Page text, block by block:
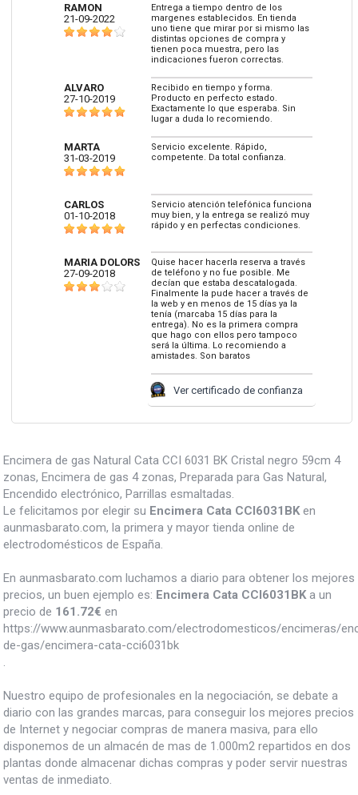
RAMON
21-09-2022
Entrega a tiempo dentro de los
margenes establecidos. En tienda
uno tiene que mirar por si mismo las
distintas opciones de compra y
tienen poca muestra, pero las
indicaciones fueron correctas.
ALVARO
27-10-2019
Recibido en tiempo y forma.
Producto en perfecto estado.
Exactamente lo que esperaba. Sin
lugar a duda lo recomiendo.
MARTA
31-03-2019
Servicio excelente. Rápido,
competente. Da total confianza.
CARLOS
01-10-2018
Servicio atención telefónica funciona
muy bien, y la entrega se realizó muy
rápido y en perfectas condiciones.
MARIA DOLORS
27-09-2018
Quise hacer hacerla reserva a través
de teléfono y no fue posible. Me
decían que estaba descatalogada.
Finalmente la pude hacer a través de
la web y en menos de 15 días ya la
tenía (marcaba 15 días para la
entrega). No es la primera compra
que hago con ellos pero tampoco
será la última. Lo recomiendo a
amistades. Son baratos
Ver certificado de confianza
Encimera de gas Natural Cata CCI 6031 BK Cristal negro 59cm 4
zonas, Encimera de gas 4 zonas, Preparada para Gas Natural,
Encendido electrónico, Parrillas esmaltadas.
Le felicitamos por elegir su Encimera Cata CCI6031BK en
aunmasbarato.com, la primera y mayor tienda online de
electrodomésticos de España.
En aunmasbarato.com luchamos a diario para obtener los mejores
precios, un buen ejemplo es: Encimera Cata CCI6031BK a un
precio de 161.72€ en
https://www.aunmasbarato.com/electrodomesticos/encimeras/
de-gas/encimera-cata-cci6031bk
Nuestro equipo de profesionales en la negociación, se debate a
diario con las grandes marcas, para conseguir los mejores precios
de Internet y negociar compras de manera masiva, para ello
disponemos de un almacén de mas de 1.000m2 repartidos en dos
plantas donde almacenar dichas compras y poder servir nuestras
ventas de inmediato.